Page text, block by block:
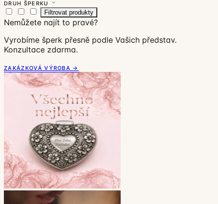
DRUH ŠPERKU
Filtrovat produkty
Nemůžete najít to pravé?
Vyrobíme šperk přesně podle Vašich představ.
Konzultace zdarma.
ZAKÁZKOVÁ VÝROBA →